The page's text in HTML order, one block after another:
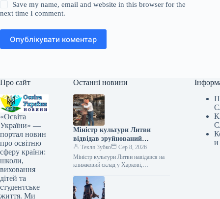
Save my name, email and website in this browser for the
next time I comment.
Опублікувати коментар
Про сайт
«Освіта
України» —
портал новин
про освітню
сферу країни:
школи,
виховання
дітей та
студентське
життя. Ми
Останні новини
Міністр культури Литви
відвідав зруйнований
російськими військами склад
книг у Харкові
Текля Зубко
Сер 8, 2026
Міністр культури Литви навідався на
книжковий склад у Харкові,
17:12 Укрінформ Міністр культури
Литвис, пан Лукас Алсіс,…
и